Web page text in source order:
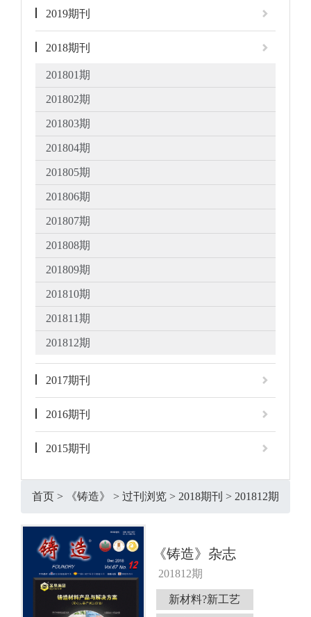
2019期刊
2018期刊
201801期
201802期
201803期
201804期
201805期
201806期
201807期
201808期
201809期
201810期
201811期
201812期
2017期刊
2016期刊
2015期刊
首页 > 《铸造》 > 过刊浏览 > 2018期刊 > 201812期
《铸造》杂志
201812期
新材料?新工艺